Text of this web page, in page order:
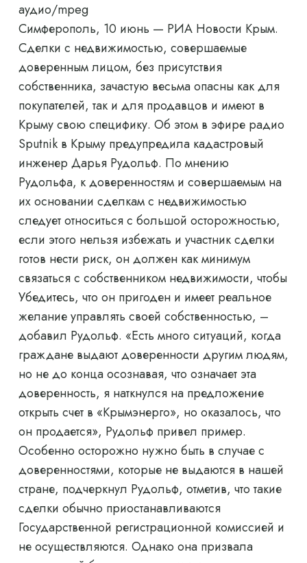
аудио/mpeg
Симферополь, 10 июнь — РИА Новости Крым.
Сделки с недвижимостью, совершаемые
доверенным лицом, без присутствия
собственника, зачастую весьма опасны как для
покупателей, так и для продавцов и имеют в
Крыму свою специфику. Об этом в эфире радио
Sputnik в Крыму предупредила кадастровый
инженер Дарья Рудольф. По мнению
Рудольфа, к доверенностям и совершаемым на
их основании сделкам с недвижимостью
следует относиться с большой осторожностью,
если этого нельзя избежать и участник сделки
готов нести риск, он должен как минимум
связаться с собственником недвижимости, чтобы
Убедитесь, что он пригоден и имеет реальное
желание управлять своей собственностью, –
добавил Рудольф. «Есть много ситуаций, когда
граждане выдают доверенности другим людям,
но не до конца осознавая, что означает эта
доверенность, я наткнулся на предложение
открыть счет в «Крымэнерго», но оказалось, что
он продается», Рудольф привел пример.
Особенно осторожно нужно быть в случае с
доверенностями, которые не выдаются в нашей
стране, подчеркнул Рудольф, отметив, что такие
сделки обычно приостанавливаются
Государственной регистрационной комиссией и
не осуществляются. Однако она призвала